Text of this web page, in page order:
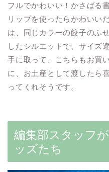
フルでかわいい！かさばる
リップを使ったらかわいい
は、同じカラーの餃子のふ
したシルエットで、サイズ
手に取って、こちらもお買
に、お土産として渡したら
ってくれそうです。
編集部スタッフ
ッズたち